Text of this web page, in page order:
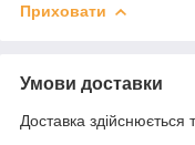
Приховати
Умови доставки
Доставка здійснюється